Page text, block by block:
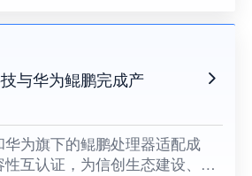
地成长。
与华为鲲鹏完成产
为旗下的鲲鹏处理器适配成
互认证，为信创生态建设、关